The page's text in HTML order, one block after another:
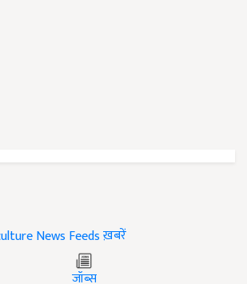
ख़बरें
जॉब्स